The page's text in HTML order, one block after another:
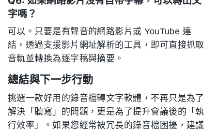
字嗎？
可以。只要是有聲音的網路影片或 YouTube 連
結，透過支援影片網址解析的工具，即可直接抓取
音軌並轉換為逐字稿與摘要。
總結與下一步行動
挑選一款好用的錄音檔轉文字軟體，不再只是為了
解決「聽寫」的問題，更是為了提升會議後的「執
行效率」。如果您經常被冗長的錄音檔困擾，建議